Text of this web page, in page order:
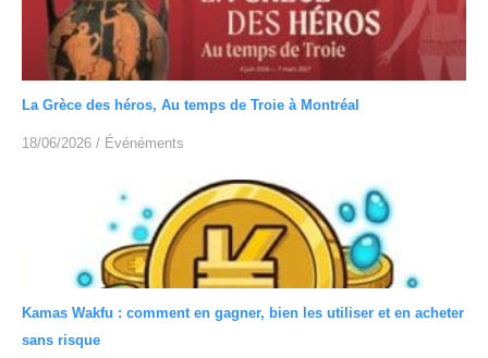
La Grèce des héros, Au temps de Troie à Montréal
18/06/2026 / Événéments
Kamas Wakfu : comment en gagner, bien les utiliser et en acheter
sans risque